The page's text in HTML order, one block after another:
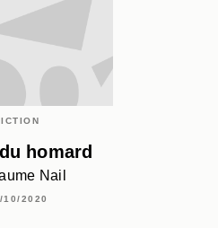
homard
Nail
10/2020